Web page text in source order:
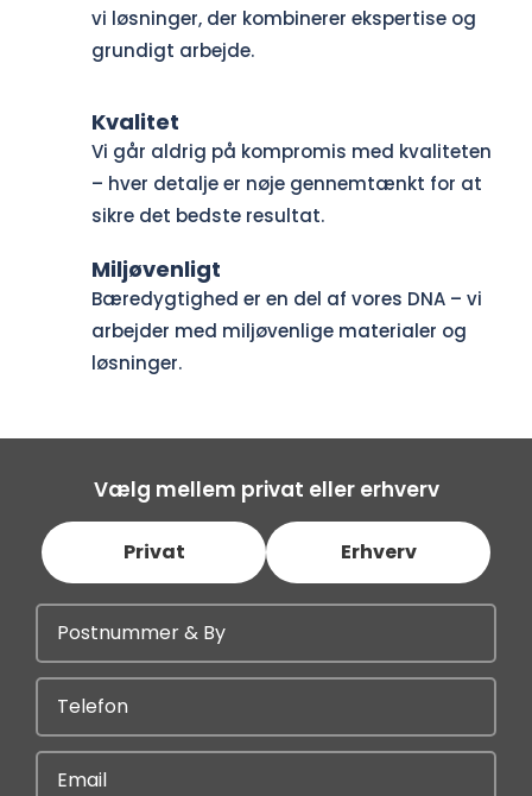
vi løsninger, der kombinerer ekspertise og
grundigt arbejde.
Kvalitet
Vi går aldrig på kompromis med kvaliteten
– hver detalje er nøje gennemtænkt for at
sikre det bedste resultat.
Miljøvenligt
Bæredygtighed er en del af vores DNA – vi
arbejder med miljøvenlige materialer og
løsninger.
Vælg mellem privat eller erhverv
Privat Erhverv